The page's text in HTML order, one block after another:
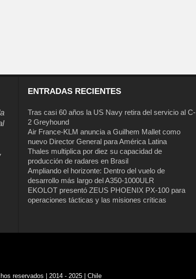
ENTRADAS RECIENTES
Tras casi 60 años la US Navy retira del servicio al C-
2 Greyhound
Air France-KLM anuncia a Guilhem Mallet como
nuevo Director General para América Latina
Thales multiplica por diez su capacidad de
producción de radares en Brasil
Ampliando el horizonte: Dentro del vuelo de
desarrollo más largo del A350-1000ULR
EKOLOT presentó ZEUS PHOENIX PX-100 para
operaciones tácticas y las misiones críticas
reservados | 2014 - 2025 | Chile